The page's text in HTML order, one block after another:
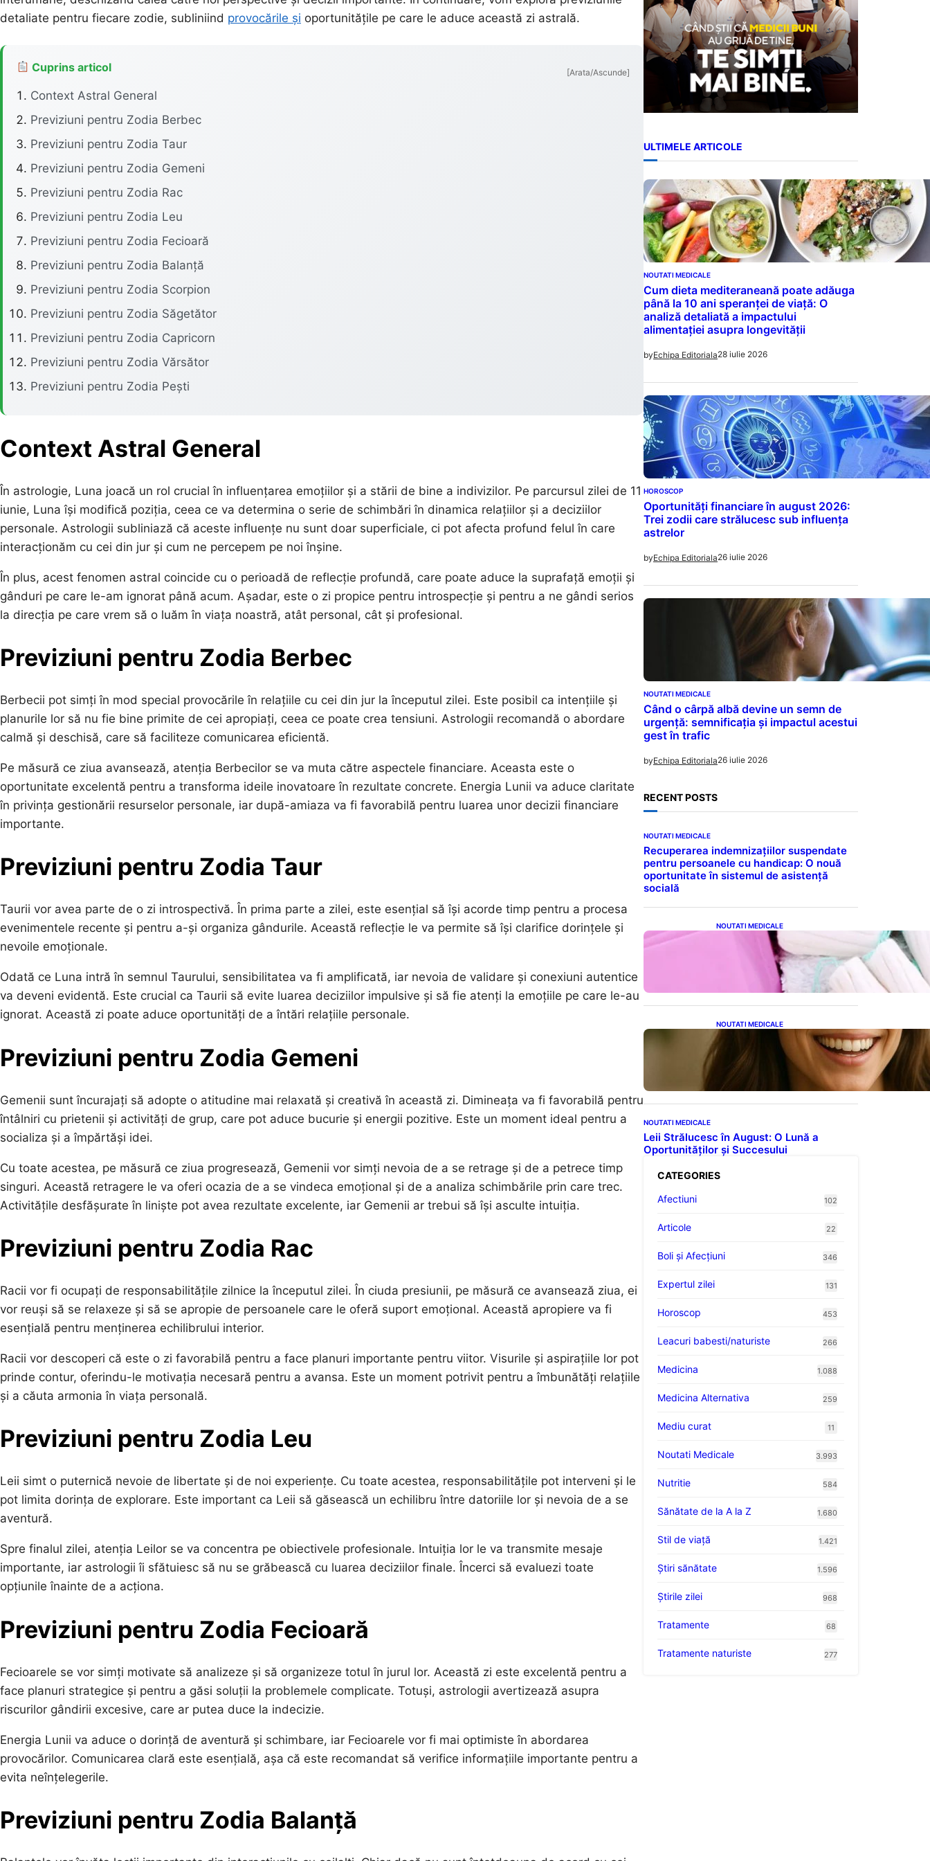
detaliate pentru fiecare zodie, subliniind provocările și oportunitățile pe care le aduce această zi astrală.
Cuprins articol [Arata/Ascunde]
Context Astral General
Previziuni pentru Zodia Berbec
Previziuni pentru Zodia Taur
Previziuni pentru Zodia Gemeni
Previziuni pentru Zodia Rac
Previziuni pentru Zodia Leu
Previziuni pentru Zodia Fecioară
Previziuni pentru Zodia Balanță
Previziuni pentru Zodia Scorpion
Previziuni pentru Zodia Săgetător
Previziuni pentru Zodia Capricorn
Previziuni pentru Zodia Vărsător
Previziuni pentru Zodia Pești
Context Astral General
În astrologie, Luna joacă un rol crucial în influențarea emoțiilor și a stării de bine a indivizilor. Pe parcursul zilei de 11
iunie, Luna își modifică poziția, ceea ce va determina o serie de schimbări în dinamica relațiilor și a deciziilor
personale. Astrologii subliniază că aceste influențe nu sunt doar superficiale, ci pot afecta profund felul în care
interacționăm cu cei din jur și cum ne percepem pe noi înșine.
În plus, acest fenomen astral coincide cu o perioadă de reflecție profundă, care poate aduce la suprafață emoții și
gânduri pe care le-am ignorat până acum. Așadar, este o zi propice pentru introspecție și pentru a ne gândi serios
la direcția pe care vrem să o luăm în viața noastră, atât personal, cât și profesional.
Previziuni pentru Zodia Berbec
Berbecii pot simți în mod special provocările în relațiile cu cei din jur la începutul zilei. Este posibil ca intențiile și
planurile lor să nu fie bine primite de cei apropiați, ceea ce poate crea tensiuni. Astrologii recomandă o abordare
calmă și deschisă, care să faciliteze comunicarea eficientă.
Pe măsură ce ziua avansează, atenția Berbecilor se va muta către aspectele financiare. Aceasta este o
oportunitate excelentă pentru a transforma ideile inovatoare în rezultate concrete. Energia Lunii va aduce claritate
în privința gestionării resurselor personale, iar după-amiaza va fi favorabilă pentru luarea unor decizii financiare
importante.
Previziuni pentru Zodia Taur
Taurii vor avea parte de o zi introspectivă. În prima parte a zilei, este esențial să își acorde timp pentru a procesa
evenimentele recente și pentru a-și organiza gândurile. Această reflecție le va permite să își clarifice dorințele și
nevoile emoționale.
Odată ce Luna intră în semnul Taurului, sensibilitatea va fi amplificată, iar nevoia de validare și conexiuni autentice
va deveni evidentă. Este crucial ca Taurii să evite luarea deciziilor impulsive și să fie atenți la emoțiile pe care le-au
ignorat. Această zi poate aduce oportunități de a întări relațiile personale.
Previziuni pentru Zodia Gemeni
Gemenii sunt încurajați să adopte o atitudine mai relaxată și creativă în această zi. Dimineața va fi favorabilă pentru
întâlniri cu prietenii și activități de grup, care pot aduce bucurie și energii pozitive. Este un moment ideal pentru a
socializa și a împărtăși idei.
Cu toate acestea, pe măsură ce ziua progresează, Gemenii vor simți nevoia de a se retrage și de a petrece timp
singuri. Această retragere le va oferi ocazia de a se vindeca emoțional și de a analiza schimbările prin care trec.
Activitățile desfășurate în liniște pot avea rezultate excelente, iar Gemenii ar trebui să își asculte intuiția.
Previziuni pentru Zodia Rac
Racii vor fi ocupați de responsabilitățile zilnice la începutul zilei. În ciuda presiunii, pe măsură ce avansează ziua, ei
vor reuși să se relaxeze și să se apropie de persoanele care le oferă suport emoțional. Această apropiere va fi
esențială pentru menținerea echilibrului interior.
Racii vor descoperi că este o zi favorabilă pentru a face planuri importante pentru viitor. Visurile și aspirațiile lor pot
prinde contur, oferindu-le motivația necesară pentru a avansa. Este un moment potrivit pentru a îmbunătăți relațiile
și a căuta armonia în viața personală.
Previziuni pentru Zodia Leu
Leii simt o puternică nevoie de libertate și de noi experiențe. Cu toate acestea, responsabilitățile pot interveni și le
pot limita dorința de explorare. Este important ca Leii să găsească un echilibru între datoriile lor și nevoia de a se
aventură.
Spre finalul zilei, atenția Leilor se va concentra pe obiectivele profesionale. Intuiția lor le va transmite mesaje
importante, iar astrologii îi sfătuiesc să nu se grăbească cu luarea deciziilor finale. Încerci să evaluezi toate
opțiunile înainte de a acționa.
Previziuni pentru Zodia Fecioară
Fecioarele se vor simți motivate să analizeze și să organizeze totul în jurul lor. Această zi este excelentă pentru a
face planuri strategice și pentru a găsi soluții la problemele complicate. Totuși, astrologii avertizează asupra
riscurilor gândirii excesive, care ar putea duce la indecizie.
Energia Lunii va aduce o dorință de aventură și schimbare, iar Fecioarele vor fi mai optimiste în abordarea
provocărilor. Comunicarea clară este esențială, așa că este recomandat să verifice informațiile importante pentru a
evita neînțelegerile.
Previziuni pentru Zodia Balanță
ULTIMELE ARTICOLE
NOUTATI MEDICALE
Cum dieta mediteraneană poate adăuga
până la 10 ani speranței de viață: O
analiză detaliată a impactului
alimentației asupra longevității
byEchipa Editoriala28 iulie 2026
HOROSCOP
Oportunități financiare în august 2026:
Trei zodii care strălucesc sub influența
astrelor
byEchipa Editoriala26 iulie 2026
NOUTATI MEDICALE
Când o cârpă albă devine un semn de
urgență: semnificația și impactul acestui
gest în trafic
byEchipa Editoriala26 iulie 2026
RECENT POSTS
NOUTATI MEDICALE
Recuperarea indemnizațiilor suspendate
pentru persoanele cu handicap: O nouă
oportunitate în sistemul de asistență
socială
NOUTATI MEDICALE
Tampoanele menstruale: O
analiză profundă a riscurilor
legate de metale toxice
NOUTATI MEDICALE
Ceaiul – Băutura care
protejează inima:
Descoperiri recente despre
beneficiile consumului zilnic
NOUTATI MEDICALE
Leii Strălucesc în August: O Lună a
Oportunităților și Succesului
CATEGORIES
Afectiuni
102
Articole 22
Boli și Afecțiuni 346
Expertul zilei 131
Horoscop 453
Leacuri babesti/naturiste 266
Medicina 1.088
Medicina Alternativa 259
Mediu curat 11
Noutati Medicale 3.993
Nutritie 584
Sănătate de la A la Z 1.680
Stil de viaţă 1.421
Ştiri sănătate 1.596
Știrile zilei 968
Tratamente 68
Tratamente naturiste 277